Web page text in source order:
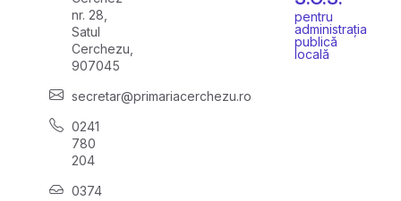
nr. 28,
Satul
Cerchezu,
907045
secretar@primariacerchezu.ro
0241
780
204
0374
pentru
administrația
publică
locală